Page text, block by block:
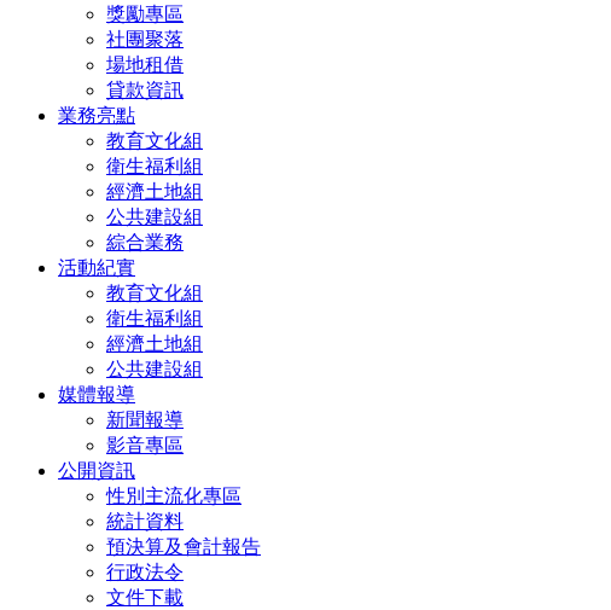
獎勵專區
社團聚落
場地租借
貸款資訊
業務亮點
教育文化組
衛生福利組
經濟土地組
公共建設組
綜合業務
活動紀實
教育文化組
衛生福利組
經濟土地組
公共建設組
媒體報導
新聞報導
影音專區
公開資訊
性別主流化專區
統計資料
預決算及會計報告
行政法令
文件下載